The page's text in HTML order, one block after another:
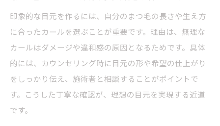
点
安心して通えるまつ毛パーマの選び方のコ
ツ
まつ毛パーマ初挑戦でも安心なサロン選び
印象的な目元を作るには、自分のまつ毛の長さや生え方
に合ったカールを選ぶことが重要です。理由は、無理な
カールはダメージや違和感の原因となるためです。具体
的には、カウンセリング時に目元の形や希望の仕上がり
をしっかり伝え、施術者と相談することがポイントで
す。こうした丁寧な確認が、理想の目元を実現する近道
です。